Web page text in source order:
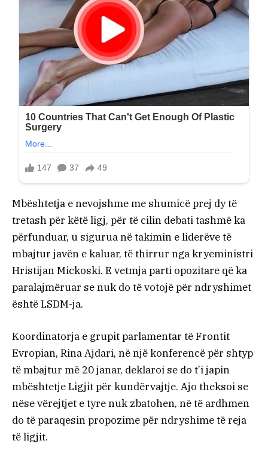
Mbështetja e nevojshme me shumicë prej dy të
tretash për këtë ligj, për të cilin debati tashmë ka
përfunduar, u sigurua në takimin e liderëve të
mbajtur javën e kaluar, të thirrur nga kryeministri
Hristijan Mickoski. E vetmja parti opozitare që ka
paralajmëruar se nuk do të votojë për ndryshimet
është LSDM-ja.
Koordinatorja e grupit parlamentar të Frontit
Evropian, Rina Ajdari, në një konferencë për shtyp
të mbajtur më 20 janar, deklaroi se do t’i japin
mbështetje Ligjit për kundërvajtje. Ajo theksoi se
nëse vërejtjet e tyre nuk zbatohen, në të ardhmen
do të paraqesin propozime për ndryshime të reja
të ligjit.